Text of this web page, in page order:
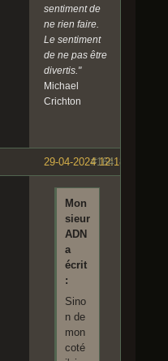
sentiment de
ne rien faire.
Le sentiment
de ne pas être
divertis."
Michael
Crichton
#164
29-04-2024 12:18:48
Mon
sieur
ADN
a
écrit
:
Sino
n de
mon
coté